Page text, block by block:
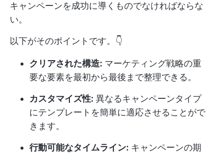
キャンペーンを成功に導くものでなければならな
い。
以下がそのポイントです。👇
クリアされた構造: マーケティング戦略の重
要な要素を最初から最後まで整理できる。
カスタマイズ性: 異なるキャンペーンタイプ
にテンプレートを簡単に適応させることがで
きます。
行動可能なタイムライン: キャンペーンの期